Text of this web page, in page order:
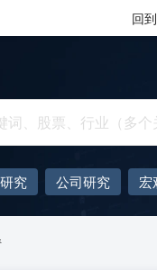
回
究 公司研究 宏